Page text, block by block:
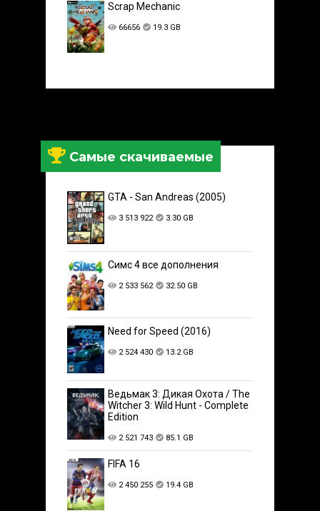
Scrap Mechanic
66656 19.3 GB
Самые скачиваемые
GTA - San Andreas (2005)
3 513 922 3.30 GB
Симс 4 все дополнения
2 533 562 32.50 GB
Need for Speed (2016)
2 524 430 13.2 GB
Ведьмак 3: Дикая Охота / The
Witcher 3: Wild Hunt - Complete
Edition
2 521 743 85.1 GB
FIFA 16
2 450 255 19.4 GB